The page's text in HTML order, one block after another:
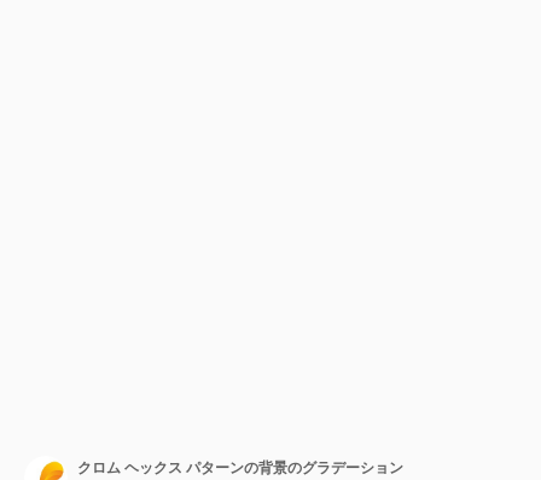
クロム ヘックス パターンの背景のグラデーション